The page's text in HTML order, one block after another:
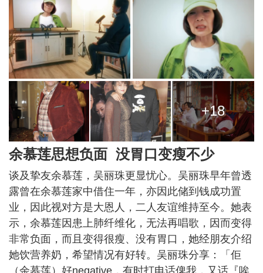
+18
余慕莲思想负面 没胃口变瘦不少
谈及挚友余慕莲，吴丽珠更显忧心。吴丽珠早年曾透
露曾在余慕莲家中借住一年，亦因此储到钱成功置
业，因此视对方是大恩人，二人友谊维持至今。她表
示，余慕莲因患上肺纤维化，无法再唱歌，因而变得
非常负面，而且变得很瘦、没有胃口，她经朋友介绍
她饮营养奶，希望情况有好转。吴丽珠分享：「佢
（余慕莲）好negative，有时打电话俾我，又话『唉